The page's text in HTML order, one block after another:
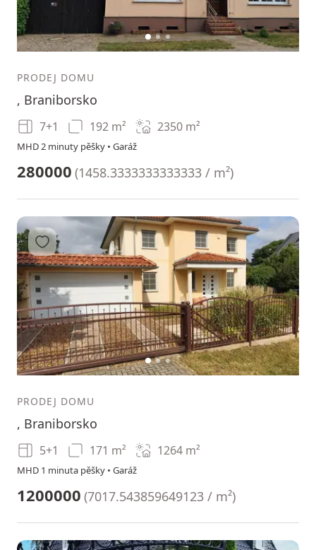
12 3
PRODEJ DOMU
, Braniborsko
7+1 192 m² 2350 m²
MHD 2 minuty pěšky • Garáž
280000 (1458.3333333333333 / m²)
12 3
Přidat do oblíbených
PRODEJ DOMU
, Braniborsko
5+1 171 m² 1264 m²
MHD 1 minuta pěšky • Garáž
1200000 (7017.543859649123 / m²)